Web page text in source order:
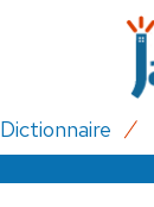
Dictionnaire